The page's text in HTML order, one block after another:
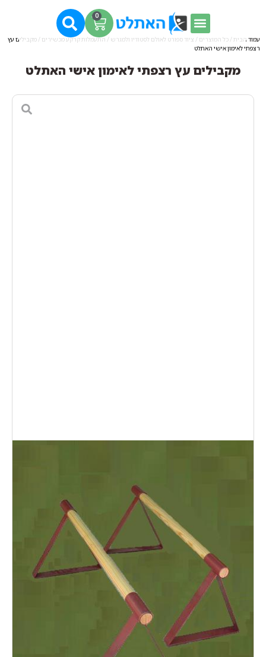
0
עמוד הבית / כל המוצרים / ציוד ספורט לאולם לסטודיו ולמגרש / התעמלות קרקע מכשירים / מקבילים עץ
רצפתי לאימון אישי האתלט
מקבילים עץ רצפתי לאימון אישי האתלט